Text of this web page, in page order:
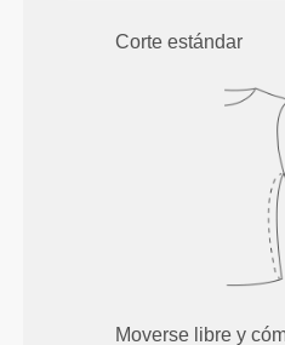
Corte estándar
Moverse libre y